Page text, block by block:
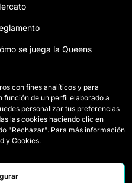
se juega la Queens
Prensa
con nosotros
con fines analíticos y para
de un perfil elaborado a
personalizar tus preferencias
las cookies haciendo clic en
"Rechazar". Para más información
y Cookies.